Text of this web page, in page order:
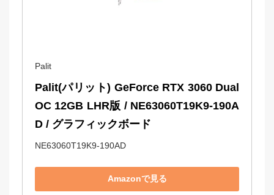
Palit
Palit(パリット) GeForce RTX 3060 Dual
OC 12GB LHR版 / NE63060T19K9-190A
D / グラフィックボード
NE63060T19K9-190AD
Amazonで見る